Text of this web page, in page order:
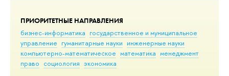
ПРИОРИТЕТНЫЕ НАПРАВЛЕНИЯ
бизнес-информатика государственное и муниципальное
управление гуманитарные науки инженерные науки
компьютерно-математическое математика менеджмент
право социология экономика